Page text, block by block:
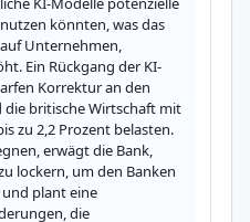
könnten, was das
Unternehmen,
Ein Rückgang der KI-
Korrektur an den
britische Wirtschaft mit
zu 2,2 Prozent belasten.
erwägt die Bank,
lockern, um den Banken
plant eine
die